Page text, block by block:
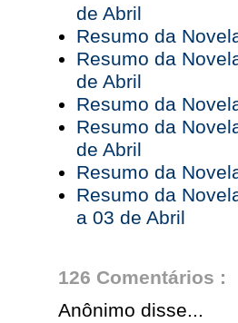
de Abril
Resumo da
Resumo da
de Abril
Resumo da
Resumo da
de Abril
Resumo da
Resumo da
a 03 de Abril
126 Comentários :
Anônimo disse...